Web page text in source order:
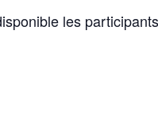
les